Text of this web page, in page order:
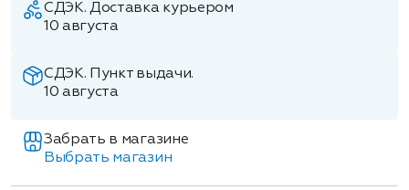
СДЭК. Доставка курьером
10 августа
СДЭК. Пункт выдачи.
10 августа
Забрать в магазине
Выбрать магазин